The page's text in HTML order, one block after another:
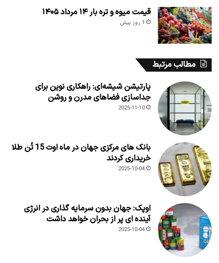
قیمت میوه و تره بار ۱۴ مرداد ۱۴۰۵
1 روز پیش
مطالب مرتبط
پارتیشن شیشه‌ای: راهکاری نوین برای
جداسازی فضاهای مدرن و روشن
2025-11-10
بانک های مرکزی جهان در ماه اوت 15 تُن طلا
خریداری کردند
2025-10-04
اوپک: جهان بدون سرمایه گذاری در انرژی
آینده ای پر از بحران خواهد داشت
2025-10-04